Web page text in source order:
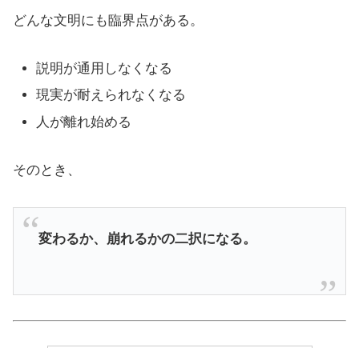
どんな文明にも臨界点がある。
説明が通用しなくなる
現実が耐えられなくなる
人が離れ始める
そのとき、
変わるか、崩れるかの二択になる。